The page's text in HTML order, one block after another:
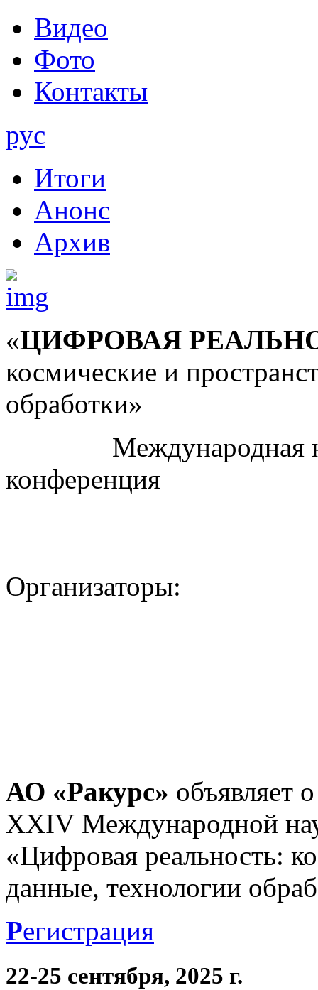
Видео
Фото
Контакты
рус
Итоги
Анонс
Архив
«ЦИФРОВАЯ
космические и
обработки»
Международная
конференция
Организаторы:
АО «Ракурс» объявляет
XXIV Международной
«Цифровая реальность:
данные, технологии
Регистрация
22-25 сентября, 2025 г.